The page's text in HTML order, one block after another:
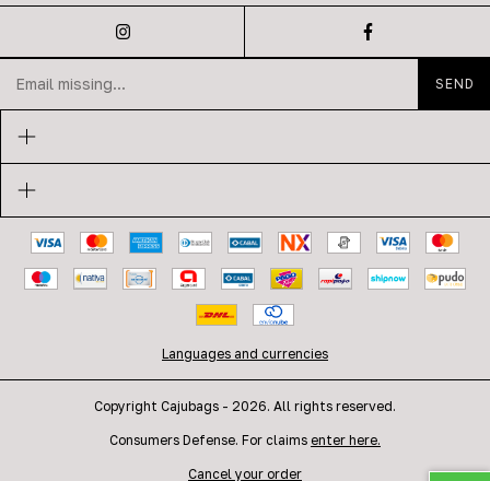
Languages and currencies
Copyright Cajubags - 2026. All rights reserved.
Consumers Defense. For claims enter here.
Cancel your order